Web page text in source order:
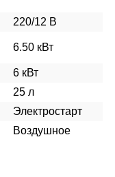
220/12 В
6.50 кВт
6 кВт
25 л
Электростарт
Воздушное